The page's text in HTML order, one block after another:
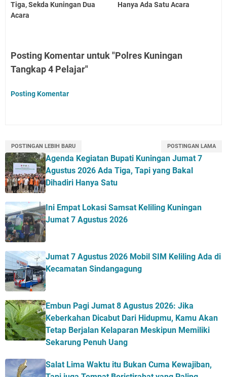
Tiga, Sekda Kuningan Dua
Acara
Hanya Ada Satu Acara
Posting Komentar untuk "Polres Kuningan
Tangkap 4 Pelajar"
Posting Komentar
POSTINGAN LEBIH BARU POSTINGAN LAMA
Agenda Kegiatan Bupati Kuningan Jumat 7
Agustus 2026 Ada Tiga, Tapi yang Bakal
Dihadiri Hanya Satu
Ini Empat Lokasi Samsat Keliling Kuningan
Jumat 7 Agustus 2026
Jumat 7 Agustus 2026 Mobil SIM Keliling Ada di
Kecamatan Sindangagung
Embun Pagi Jumat 8 Agustus 2026: Jika
Keberkahan Dicabut Dari Hidupmu, Kamu Akan
Tetap Berjalan Kelaparan Meskipun Memiliki
Sekarung Penuh Uang
Salat Lima Waktu itu Bukan Cuma Kewajiban,